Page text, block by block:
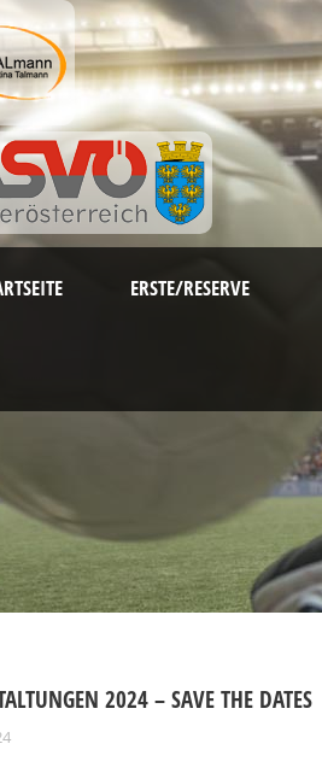
ERSTE/RESERVE
2024 – SAVE THE DATES